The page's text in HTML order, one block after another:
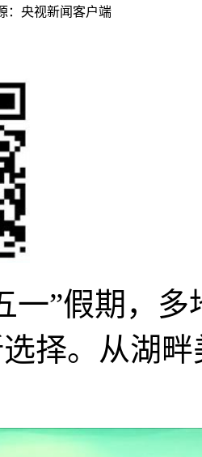
：央视新闻客户端
”假期，多
择。从湖